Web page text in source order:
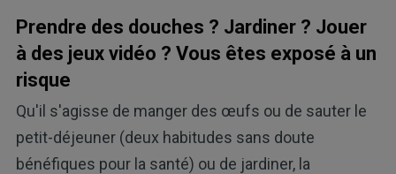
Prendre des douches ? Jardiner ? Jouer
à des jeux vidéo ? Vous êtes exposé à un
risque
Qu'il s'agisse de manger des œufs ou de sauter le
petit-déjeuner (deux habitudes sans doute
bénéfiques pour la santé) ou de jardiner, la